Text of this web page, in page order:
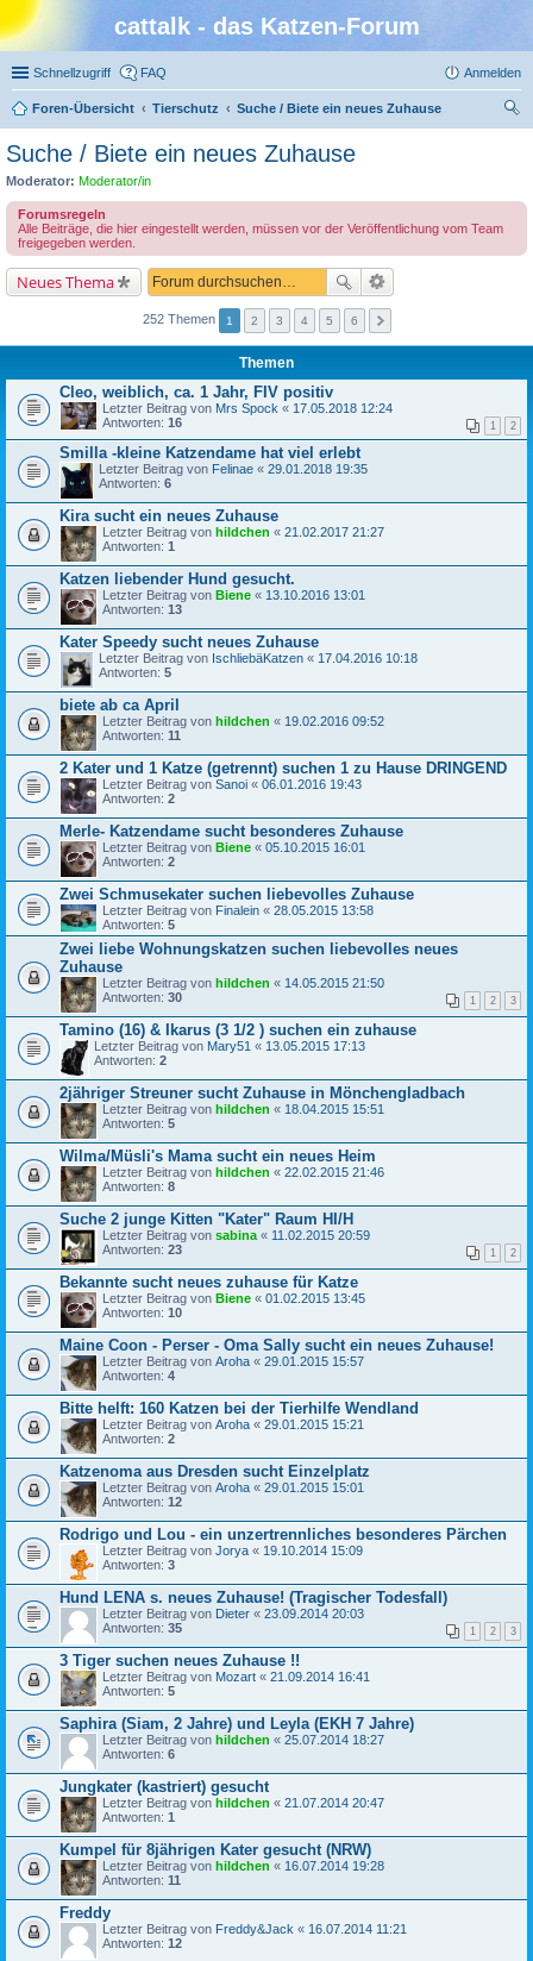
cattalk - das Katzen-Forum
Schnellzugriff FAQ Anmelden
Foren-Übersicht Tierschutz
Suche / Biete ein neues Zuhause
Suche / Biete ein neues Zuhause
Moderator: Moderator/in
Forumsregeln
Alle Beiträge, die hier eingestellt werden, müssen vor der Veröffentlichung vom Team
freigegeben werden.
Neues Thema
252 Themen 1 2 3 4 5 6
Themen
Cleo, weiblich, ca. 1 Jahr, FIV positiv
Letzter Beitrag von Mrs Spock « 17.05.2018 12:24
Antworten: 16 1 2
Smilla -kleine Katzendame hat viel erlebt
Letzter Beitrag von Felinae « 29.01.2018 19:35
Antworten: 6
Kira sucht ein neues Zuhause
Letzter Beitrag von hildchen « 21.02.2017 21:27
Antworten: 1
Katzen liebender Hund gesucht.
Letzter Beitrag von Biene « 13.10.2016 13:01
Antworten: 13
Kater Speedy sucht neues Zuhause
Letzter Beitrag von IschliebäKatzen « 17.04.2016 10:18
Antworten: 5
biete ab ca April
Letzter Beitrag von hildchen « 19.02.2016 09:52
Antworten: 11
2 Kater und 1 Katze (getrennt) suchen 1 zu Hause DRINGEND
Letzter Beitrag von Sanoi « 06.01.2016 19:43
Antworten: 2
Merle- Katzendame sucht besonderes Zuhause
Letzter Beitrag von Biene « 05.10.2015 16:01
Antworten: 2
Zwei Schmusekater suchen liebevolles Zuhause
Letzter Beitrag von Finalein « 28.05.2015 13:58
Antworten: 5
Zwei liebe Wohnungskatzen suchen liebevolles neues
Zuhause
Letzter Beitrag von hildchen « 14.05.2015 21:50
Antworten: 30 1 2 3
Tamino (16) & Ikarus (3 1/2 ) suchen ein zuhause
Letzter Beitrag von Mary51 « 13.05.2015 17:13
Antworten: 2
2jähriger Streuner sucht Zuhause in Mönchengladbach
Letzter Beitrag von hildchen « 18.04.2015 15:51
Antworten: 5
Wilma/Müsli's Mama sucht ein neues Heim
Letzter Beitrag von hildchen « 22.02.2015 21:46
Antworten: 8
Suche 2 junge Kitten "Kater" Raum HI/H
Letzter Beitrag von sabina « 11.02.2015 20:59
Antworten: 23 1 2
Bekannte sucht neues zuhause für Katze
Letzter Beitrag von Biene « 01.02.2015 13:45
Antworten: 10
Maine Coon - Perser - Oma Sally sucht ein neues Zuhause!
Letzter Beitrag von Aroha « 29.01.2015 15:57
Antworten: 4
Bitte helft: 160 Katzen bei der Tierhilfe Wendland
Letzter Beitrag von Aroha « 29.01.2015 15:21
Antworten: 2
Katzenoma aus Dresden sucht Einzelplatz
Letzter Beitrag von Aroha « 29.01.2015 15:01
Antworten: 12
Rodrigo und Lou - ein unzertrennliches besonderes Pärchen
Letzter Beitrag von Jorya « 19.10.2014 15:09
Antworten: 3
Hund LENA s. neues Zuhause! (Tragischer Todesfall)
Letzter Beitrag von Dieter « 23.09.2014 20:03
Antworten: 35 1 2 3
3 Tiger suchen neues Zuhause !!
Letzter Beitrag von Mozart « 21.09.2014 16:41
Antworten: 5
Saphira (Siam, 2 Jahre) und Leyla (EKH 7 Jahre)
Letzter Beitrag von hildchen « 25.07.2014 18:27
Antworten: 6
Jungkater (kastriert) gesucht
Letzter Beitrag von hildchen « 21.07.2014 20:47
Antworten: 1
Kumpel für 8jährigen Kater gesucht (NRW)
Letzter Beitrag von hildchen « 16.07.2014 19:28
Antworten: 11
Freddy
Letzter Beitrag von Freddy&Jack « 16.07.2014 11:21
Antworten: 12